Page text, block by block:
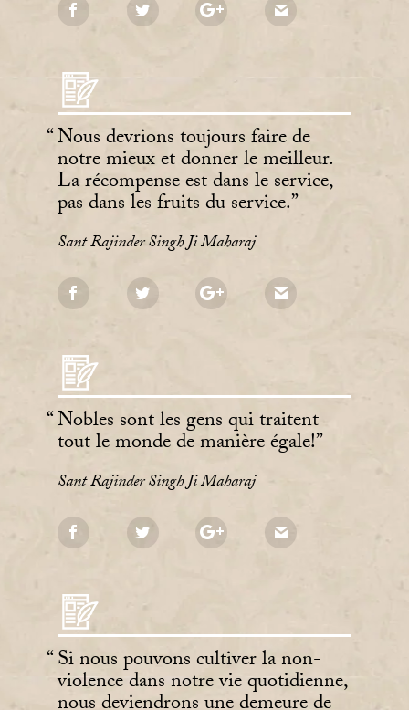
Nous devrions toujours faire de
notre mieux et donner le meilleur.
La récompense est dans le service,
pas dans les fruits du service.
Sant Rajinder Singh Ji Maharaj
Nobles sont les gens qui traitent
tout le monde de manière égale!
Sant Rajinder Singh Ji Maharaj
Si nous pouvons cultiver la non-
violence dans notre vie quotidienne,